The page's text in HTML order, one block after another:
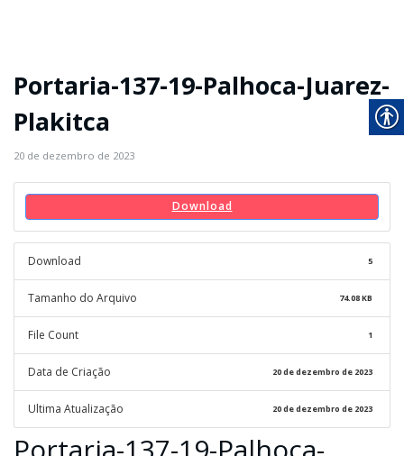
Portaria-137-19-Palhoca-Juarez-
Plakitca
20 de dezembro de 2023
Download
Download 5
Tamanho do Arquivo 74.08 KB
File Count 1
Data de Criação 20 de dezembro de 2023
Ultima Atualização 20 de dezembro de 2023